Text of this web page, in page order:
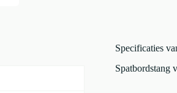
Specificaties
Spatbordstang